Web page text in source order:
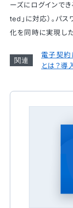
ーズにログインで
ted」に対応）。パ
化を同時に実現し
電子契約
とは？導